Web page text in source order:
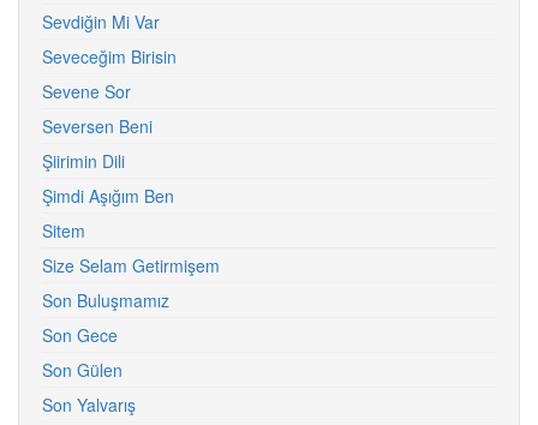
Sevdiğin Mi Var
Seveceğim Birisin
Sevene Sor
Seversen Beni
Şiirimin Dili
Şimdi Aşığım Ben
Sitem
Size Selam Getirmişem
Son Buluşmamız
Son Gece
Son Gülen
Son Yalvarış